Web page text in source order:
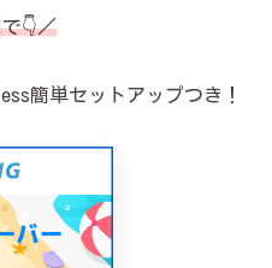
👇／
簡単セットアップつき！